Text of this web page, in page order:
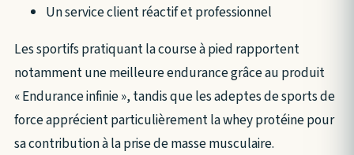
Un service client réactif et professionnel
Les sportifs pratiquant la course à pied rapportent
notamment une meilleure endurance grâce au produit
« Endurance infinie », tandis que les adeptes de sports de
force apprécient particulièrement la whey protéine pour
sa contribution à la prise de masse musculaire.